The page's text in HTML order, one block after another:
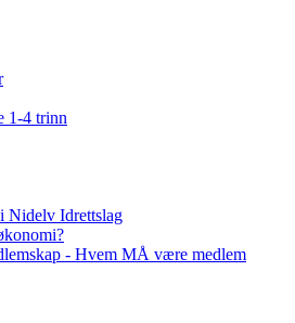
1-4 trinn
Nidelv Idrettslag
- Hvem MÅ være medlem